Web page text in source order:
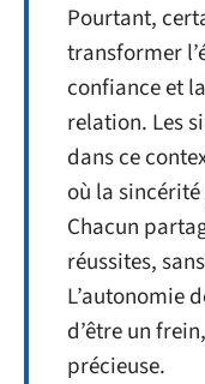
Pourtant,
transformer
confiance et
relation. Les
dans ce
où la
Chacun
réussites,
L’autonomie
d’être un
précieuse.